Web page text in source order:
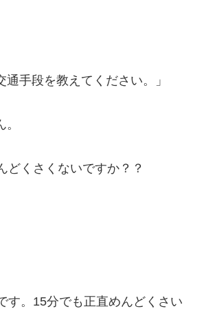
手段を教えてください。」
どくさくないですか？？
す。15分でも正直めんどくさい